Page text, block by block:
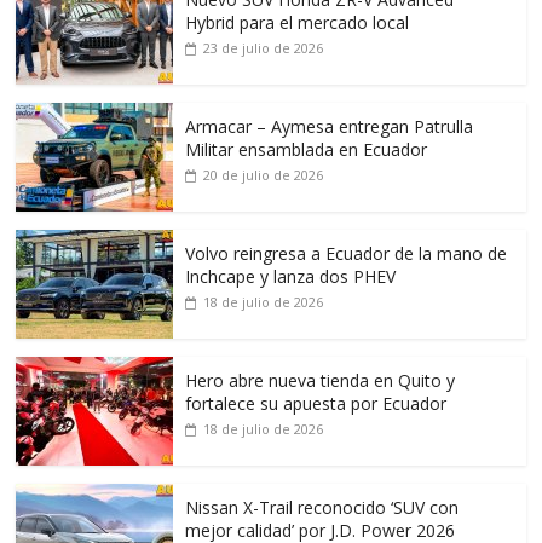
Hybrid para el mercado local
23 de julio de 2026
Armacar – Aymesa entregan Patrulla
Militar ensamblada en Ecuador
20 de julio de 2026
Volvo reingresa a Ecuador de la mano de
Inchcape y lanza dos PHEV
18 de julio de 2026
Hero abre nueva tienda en Quito y
fortalece su apuesta por Ecuador
18 de julio de 2026
Nissan X-Trail reconocido ‘SUV con
mejor calidad’ por J.D. Power 2026